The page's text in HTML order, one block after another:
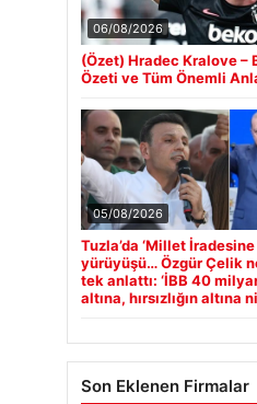
06/08/2026
(Özet) Hradec Kralove –
Özeti ve Tüm Önemli
05/08/2026
Tuzla’da ‘Millet İradesine
yürüyüşü… Özgür Çelik
tek anlattı: ‘İBB 40
altına, hırsızlığın altına
Son Eklenen Firmalar